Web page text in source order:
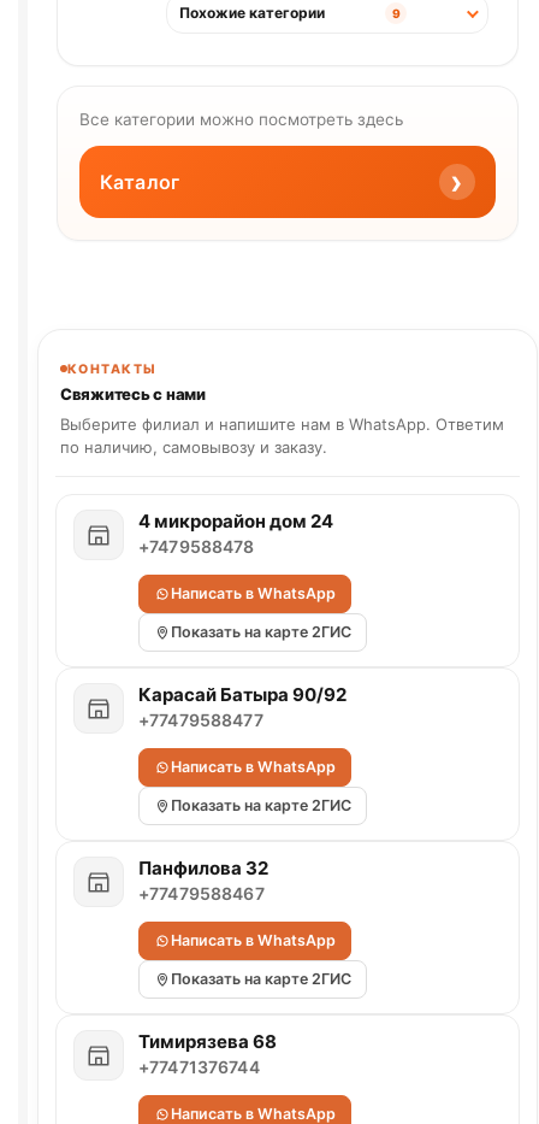
Похожие категории 9
Все категории можно посмотреть здесь
Каталог ›
КОНТАКТЫ
Свяжитесь с нами
Выберите филиал и напишите нам в WhatsApp. Ответим
по наличию, самовывозу и заказу.
4 микрорайон дом 24
+7479588478
Написать в WhatsApp
Показать на карте 2ГИС
Карасай Батыра 90/92
+77479588477
Написать в WhatsApp
Показать на карте 2ГИС
Панфилова 32
+77479588467
Написать в WhatsApp
Показать на карте 2ГИС
Тимирязева 68
+77471376744
Написать в WhatsApp